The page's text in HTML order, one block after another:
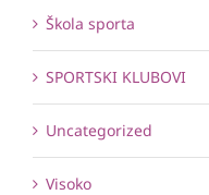
Škola sporta
SPORTSKI KLUBOVI
Uncategorized
Visoko